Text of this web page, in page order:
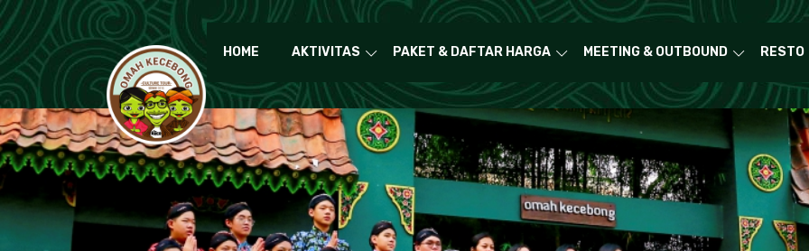
HOME AKTIVITAS PAKET & DAFTAR HARGA MEETING & OUTBOUND RESTO